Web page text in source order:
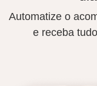
Automatize o
e receba